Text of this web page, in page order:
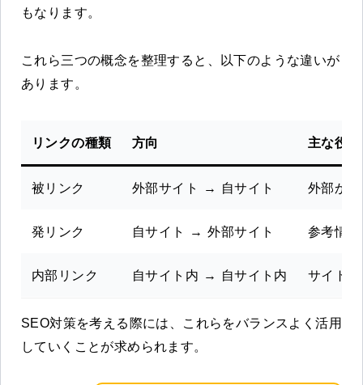
もなります。
これら三つの概念を整理すると、以下のような違いが
あります。
リンクの種類 方向 主な役割
被リンク 外部サイト → 自サイト 外部か
発リンク 自サイト → 外部サイト 参考情
内部リンク 自サイト内 → 自サイト内 サイト
SEO対策を考える際には、これらをバランスよく活用
していくことが求められます。